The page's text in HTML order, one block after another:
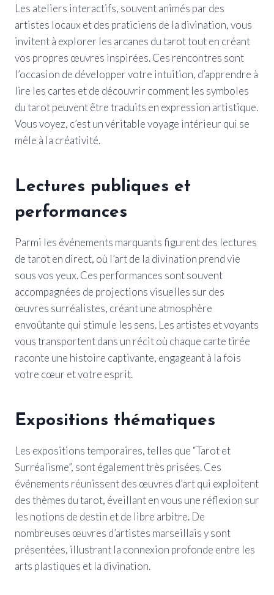
Les ateliers interactifs, souvent animés par des
artistes locaux et des praticiens de la divination, vous
invitent à explorer les arcanes du tarot tout en créant
vos propres œuvres inspirées. Ces rencontres sont
l’occasion de développer votre intuition, d’apprendre à
lire les cartes et de découvrir comment les symboles
du tarot peuvent être traduits en expression artistique.
Vous voyez, c’est un véritable voyage intérieur qui se
mêle à la créativité.
Lectures publiques et
performances
Parmi les événements marquants figurent des lectures
de tarot en direct, où l’art de la divination prend vie
sous vos yeux. Ces performances sont souvent
accompagnées de projections visuelles sur des
œuvres surréalistes, créant une atmosphère
envoûtante qui stimule les sens. Les artistes et voyants
vous transportent dans un récit où chaque carte tirée
raconte une histoire captivante, engageant à la fois
votre cœur et votre esprit.
Expositions thématiques
Les expositions temporaires, telles que “Tarot et
Surréalisme”, sont également très prisées. Ces
événements réunissent des œuvres d’art qui exploitent
des thèmes du tarot, éveillant en vous une réflexion sur
les notions de destin et de libre arbitre. De
nombreuses œuvres d’artistes marseillais y sont
présentées, illustrant la connexion profonde entre les
arts plastiques et la divination.